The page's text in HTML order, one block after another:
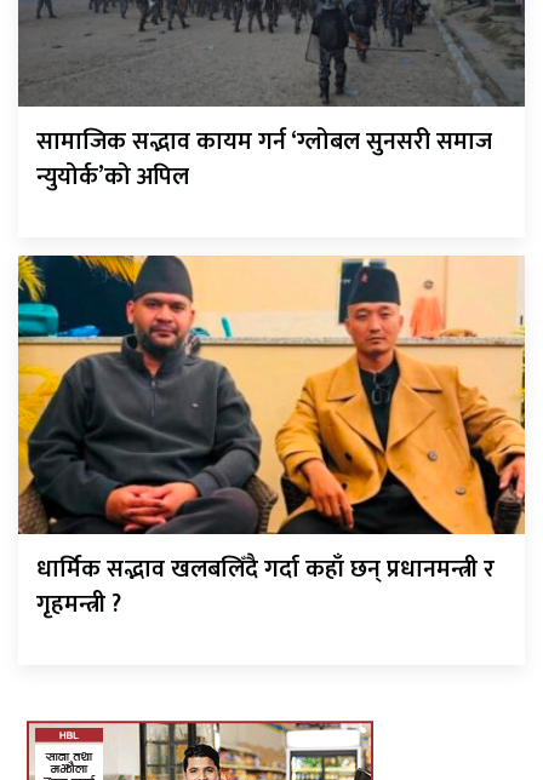
सामाजिक सद्भाव कायम गर्न ‘ग्लोबल सुनसरी समाज
न्युयोर्क’को अपिल
धार्मिक सद्भाव खलबलिँदै गर्दा कहाँ छन् प्रधानमन्त्री र
गृहमन्त्री ?